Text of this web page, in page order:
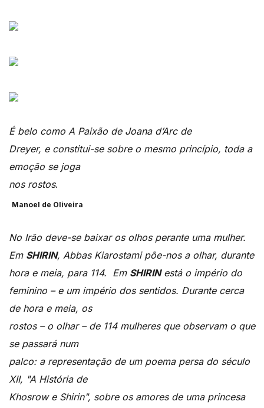
É belo como A Paixão de Joana d’Arc de
Dreyer, e constitui-se sobre o mesmo princípio, toda a
emoção se joga
nos rostos.
Manoel de Oliveira
No Irão deve-se baixar os olhos perante uma mulher.
Em SHIRIN, Abbas Kiarostami põe-nos a olhar, durante
hora e meia, para 114. Em SHIRINestá o império do
feminino – e um império dos sentidos. Durante cerca
de hora e meia, os
rostos – o olhar – de 114 mulheres que observam o que
se passará num
palco: a representação de um poema persa do século
XII, "A História de
Khosrow e Shirin", sobre os amores de uma princesa